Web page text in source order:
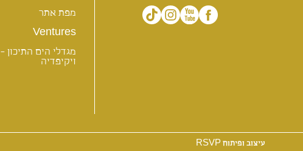
מפת אתר
Ventures
מגדלי הים התיכון -
ויקיפדיה
עיצוב ופיתוח RSVP